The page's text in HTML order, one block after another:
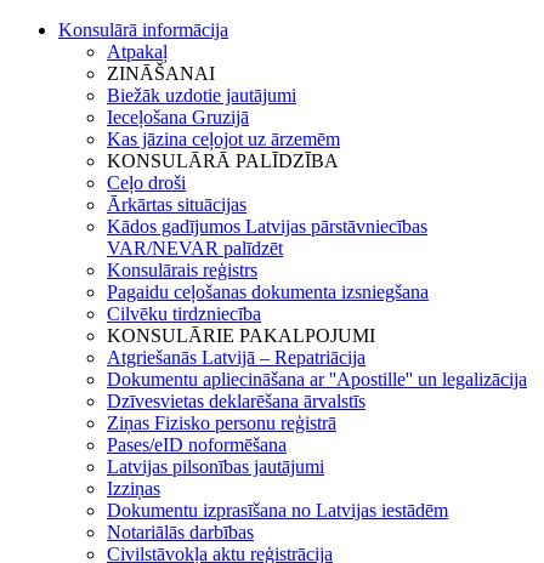
Konsulārā informācija
Atpakaļ
ZINĀŠANAI
Biežāk uzdotie jautājumi
Ieceļošana Gruzijā
Kas jāzina ceļojot uz ārzemēm
KONSULĀRĀ PALĪDZĪBA
Ceļo droši
Ārkārtas situācijas
Kādos gadījumos Latvijas pārstāvniecības
VAR/NEVAR palīdzēt
Konsulārais reģistrs
Pagaidu ceļošanas dokumenta izsniegšana
Cilvēku tirdzniecība
KONSULĀRIE PAKALPOJUMI
Atgriešanās Latvijā – Repatriācija
Dokumentu apliecināšana ar ''Apostille'' un legalizācija
Dzīvesvietas deklarēšana ārvalstīs
Ziņas Fizisko personu reģistrā
Pases/eID noformēšana
Latvijas pilsonības jautājumi
Izziņas
Dokumentu izprasīšana no Latvijas iestādēm
Notariālās darbības
Civilstāvokļa aktu reģistrācija